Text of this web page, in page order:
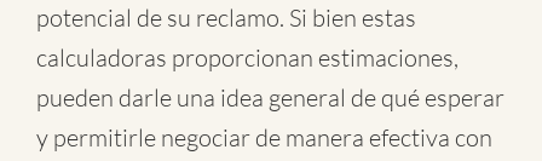
potencial de su reclamo. Si bien estas
calculadoras proporcionan estimaciones,
pueden darle una idea general de qué esperar
y permitirle negociar de manera efectiva con